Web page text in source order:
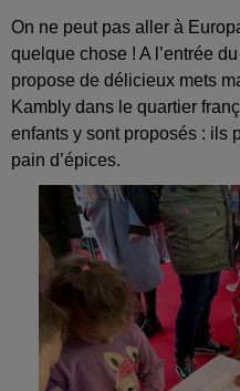
On ne peut pas aller à
quelque chose ! A l’entrée
propose de délicieux mets
Kambly dans le quartier
enfants y sont proposés : ils
pain d’épices.